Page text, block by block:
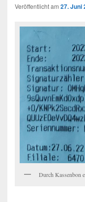
Veröffentlicht am 27. Juni
Durch Kassenbon